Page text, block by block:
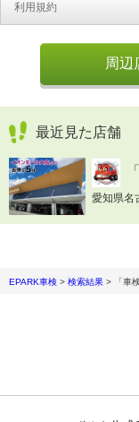
利用規約
周辺
最近見た店舗
愛知県名
EPARK車検 > 検索結果 > 「車